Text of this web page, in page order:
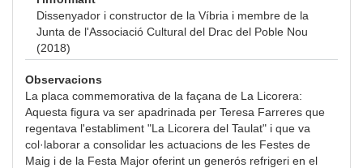
Dissenyador i constructor de la Víbria i membre de la
Junta de l'Associació Cultural del Drac del Poble Nou
(2018)
Observacions
La placa commemorativa de la façana de La Licorera:
Aquesta figura va ser apadrinada per Teresa Farreres que
regentava l'establiment "La Licorera del Taulat" i que va
col·laborar a consolidar les actuacions de les Festes de
Maig i de la Festa Major oferint un generós refrigeri en el